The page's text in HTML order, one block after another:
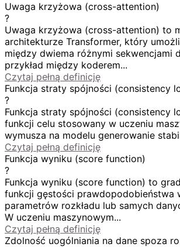
Uwaga krzyżowa (cross-attention)
?
Uwaga krzyżowa (cross-attention) to
architekturze Transformer, który
między dwiema różnymi sekwencjami
przykład między koderem...
Czytaj pełną definicję
Funkcja straty spójności (consistency
?
Funkcja straty spójności (consistency
funkcji celu stosowany w uczeniu
wymusza na modelu generowanie
Czytaj pełną definicję
Funkcja wyniku (score function)
?
Funkcja wyniku (score function) to
funkcji gęstości prawdopodobieństwa
parametrów rozkładu lub samych
W uczeniu maszynowym...
Czytaj pełną definicję
Zdolność uogólniania na dane spoza